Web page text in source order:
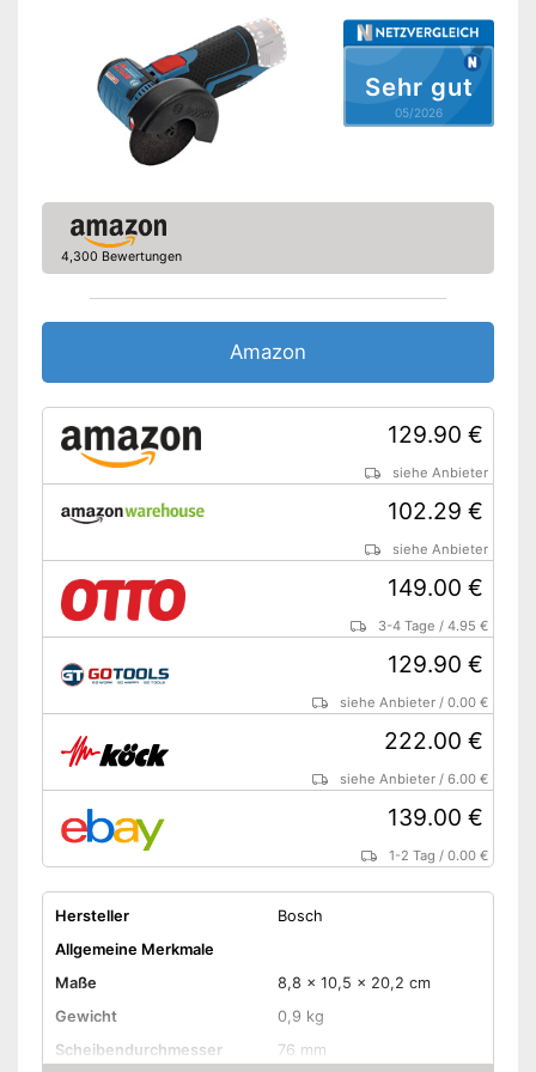
Ladestandsanzeige
Schutzhaube
Stirnlochschlüssel
Kommt mit der nötigen
Flanschmutter
reibungsloses Arbeiten
Nachteile
Der Zusatzhandgriff lässt sich
Ist nicht transportabel
Amazon Lieferzeit
siehe Anbieter
Sehr gut
05/2026
4,300 Bewertungen
Amazon
129.90 €
siehe Anbieter
102.29 €
siehe Anbieter
149.00 €
3-4 Tage /4.95 €
129.90 €
siehe Anbieter /0.00 €
222.00 €
siehe Anbieter /6.00 €
139.00 €
1-2 Tag /0.00 €
Hersteller
Bosch
Allgemeine Merkmale
Maße
8,8 x 10,5 x 20,2 cm
Gewicht
0,9 kg
Scheibendurchmesser
76 mm